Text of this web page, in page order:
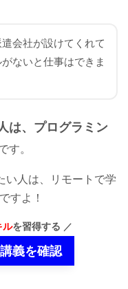
会社が設けてくれて
ないと仕事はできま
は、プログラミン
す。
い人は、リモートで学
すよ！
ルを習得する
義を確認